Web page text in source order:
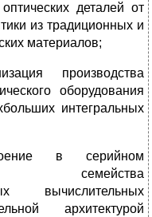
деталей от
из традиционных и
материалов;
производства
оборудования
интегральных
в серийном
семейства
вычислительных
архитектурой